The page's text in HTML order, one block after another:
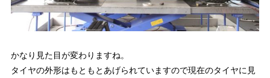
かなり見た目が変わりますね。
タイヤの外形はもともとあげられていますので現在のタイヤに見